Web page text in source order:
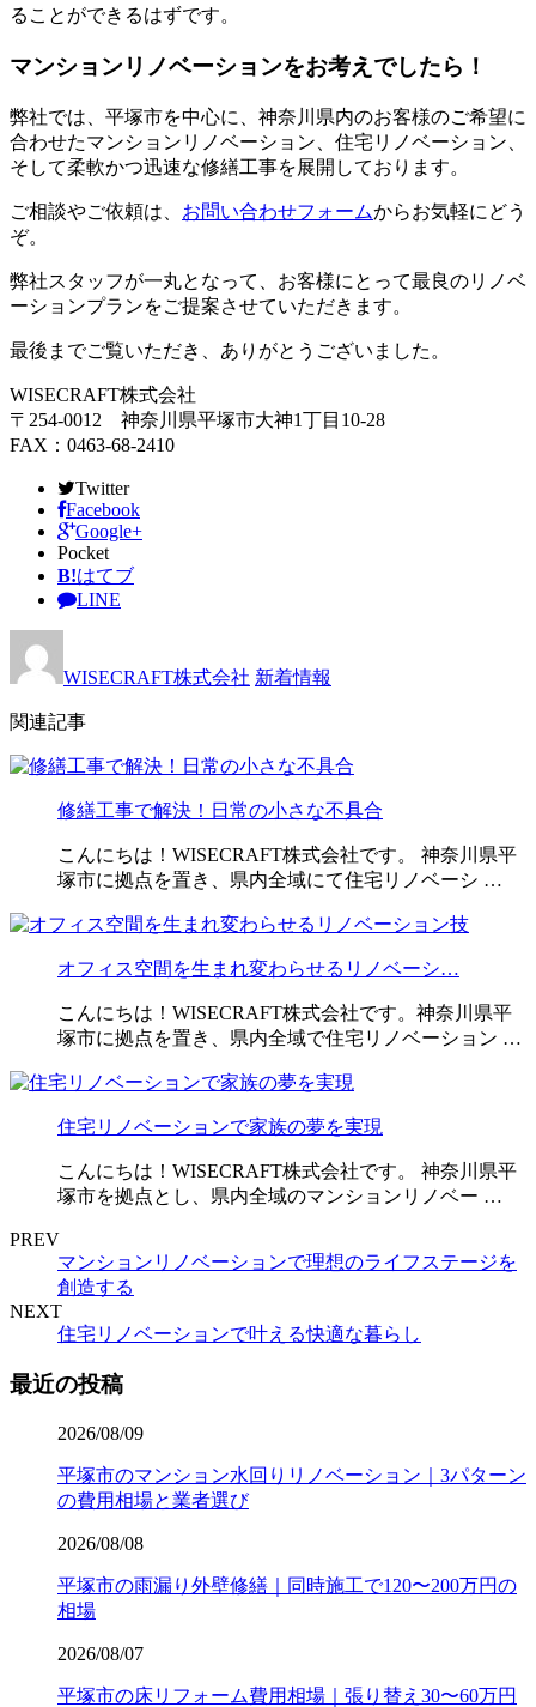
ることができるはずです。
マンションリノベーションをお考えでしたら！
弊社では、平塚市を中心に、神奈川県内のお客様のご希望に
合わせたマンションリノベーション、住宅リノベーション、
そして柔軟かつ迅速な修繕工事を展開しております。
ご相談やご依頼は、 お問い合わせフォームからお気軽にどう
ぞ。
弊社スタッフが一丸となって、お客様にとって最良のリノベ
ーションプランをご提案させていただきます。
最後までご覧いただき、ありがとうございました。
WISECRAFT株式会社
〒254-0012 神奈川県平塚市大神1丁目10-28
FAX：0463-68-2410
Twitter
Facebook
Google+
Pocket
B!はてブ
LINE
WISECRAFT株式会社 新着情報
関連記事
修繕工事で解決！日常の小さな不具合
こんにちは！WISECRAFT株式会社です。 神奈川県平
塚市に拠点を置き、県内全域にて住宅リノベーシ …
オフィス空間を生まれ変わらせるリノベーシ…
こんにちは！WISECRAFT株式会社です。神奈川県平
塚市に拠点を置き、県内全域で住宅リノベーション …
住宅リノベーションで家族の夢を実現
こんにちは！WISECRAFT株式会社です。 神奈川県平
塚市を拠点とし、県内全域のマンションリノベー …
PREV
マンションリノベーションで理想のライフステージを
創造する
NEXT
住宅リノベーションで叶える快適な暮らし
最近の投稿
2026/08/09
平塚市のマンション水回りリノベーション｜3パターン
の費用相場と業者選び
2026/08/08
平塚市の雨漏り外壁修繕｜同時施工で120〜200万円の
相場
2026/08/07
平塚市の床リフォーム費用相場｜張り替え30〜60万円